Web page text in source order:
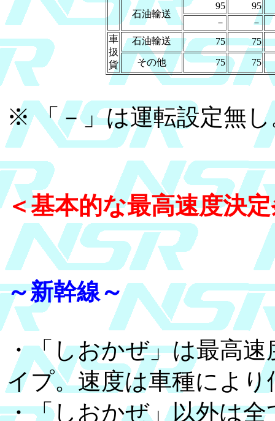
石油輸送
95
95
－
－
車
扱
貨
石油輸送 75
75
その他
75 75
※ 「－」は運転設定無
＜基本的な最高速度決
～新幹線～
・「しおかぜ」は最高
イプ。速度は車種により
・「しおかぜ」以外は